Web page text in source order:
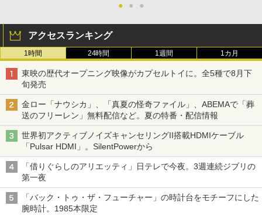
● ● ●
アクセスランキング
1時間 24時間 1週間 1カ月
東映の歴代オープニング映像がカプセルトイに。全5種で8月下
旬発売
金ロー「ナウシカ」、「真夏の怪奇ファイル」、ABEMAで「葬
送のフリーレン」無料配信など。夏の特番・配信情報
世界初アクティブノイズキャンセリングII搭載HDMIケーブル
「Pulsar HDMI」。SilentPowerから
「借りぐらしのアリエッティ」日テレで今夜。3週連続ジブリの
第一夜
「バック・トゥ・ザ・フューチャー」の時計台をモチーフにした
腕時計。1985本限定